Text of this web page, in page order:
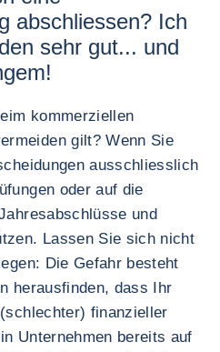
abschliessen? Ich
sehr gut... und
kommerziellen
gilt? Wenn Sie
ausschliesslich
oder auf die
und
Lassen Sie sich nicht
Die Gefahr besteht
herausfinden, dass Ihr
finanzieller
Unternehmen bereits auf